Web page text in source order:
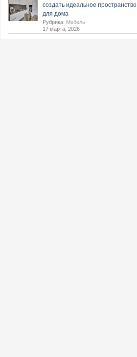
создать идеальное пространство
для дома
Рубрика: Мебель
17 марта, 2026